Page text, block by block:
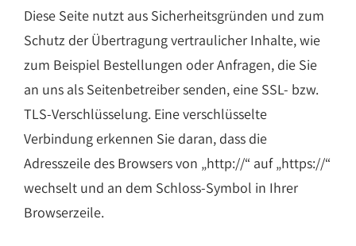
Diese Seite nutzt aus Sicherheitsgründen und zum
Schutz der Übertragung vertraulicher Inhalte, wie
zum Beispiel Bestellungen oder Anfragen, die Sie
an uns als Seitenbetreiber senden, eine SSL- bzw.
TLS-Verschlüsselung. Eine verschlüsselte
Verbindung erkennen Sie daran, dass die
Adresszeile des Browsers von „http://“ auf „https://“
wechselt und an dem Schloss-Symbol in Ihrer
Browserzeile.